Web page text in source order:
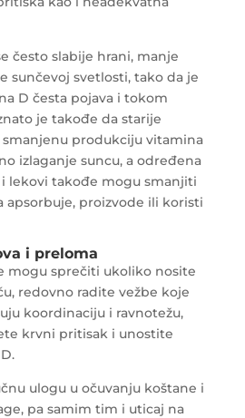
često slabije hrani, manje
sunčevoj svetlosti, tako da je
D česta pojava i tokom
je takođe da starije
produkciju vitamina
izlaganje suncu, a određena
lekovi takođe mogu smanjiti
apsorbuje, proizvode ili koristi
i preloma
mogu sprečiti ukoliko nosite
redovno radite vežbe koje
koordinaciju i ravnotežu,
krvni pritisak i unostite
ulogu u očuvanju koštane i
pa samim tim i uticaj na